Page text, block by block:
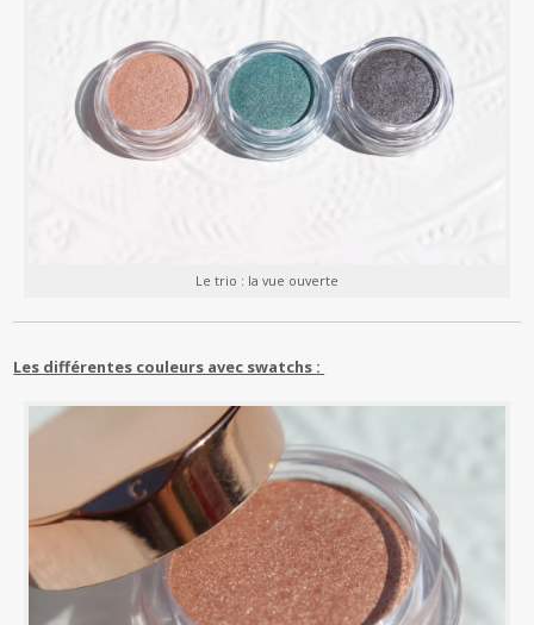
Le trio : la vue ouverte
Les différentes couleurs avec swatchs :